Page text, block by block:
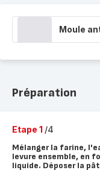
Moule
Préparation
Etape 1 /4
Mélanger la farine,
levure ensemble, en
liquide. Déposer la